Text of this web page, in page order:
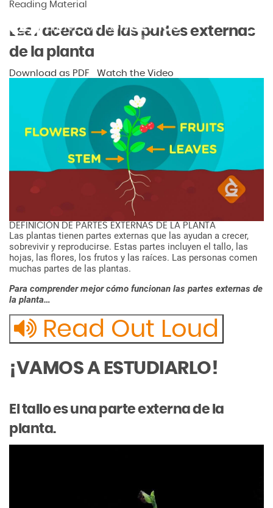
Reading Material
Leer acerca de las partes externas
de la planta
Download as PDF Watch the Video
DEFINICIÓN DE PARTES EXTERNAS DE LA PLANTA
Las plantas tienen partes externas que las ayudan a crecer,
sobrevivir y reproducirse. Estas partes incluyen el tallo, las
hojas, las flores, los frutos y las raíces. Las personas comen
muchas partes de las plantas.
Para comprender mejor cómo funcionan las partes externas de
la planta…
Read Out Loud
¡VAMOS A ESTUDIARLO!
El talloes una parteexternade la
planta.